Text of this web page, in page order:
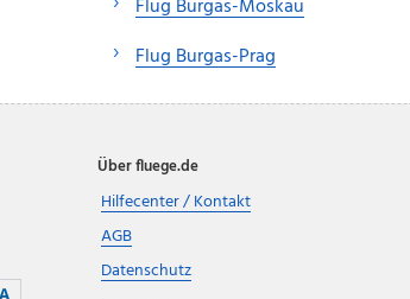
Flug Burgas-Moskau
Flug Burgas-Prag